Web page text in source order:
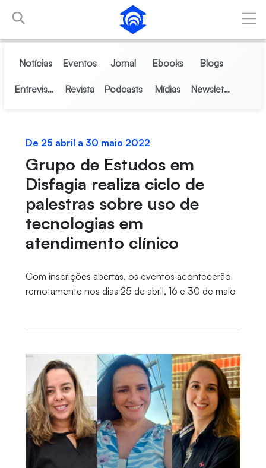
Pular para o Conteúdo principal
Notícias Eventos Jornal Ebooks Blogs
Entrevistas Revista Podcasts Mídias Newsletter
De 25 abril a 30 maio 2022
Grupo de Estudos em
Disfagia realiza ciclo de
palestras sobre uso de
tecnologias em
atendimento clínico
Com inscrições abertas, os eventos acontecerão
remotamente nos dias 25 de abril, 16 e 30 de maio